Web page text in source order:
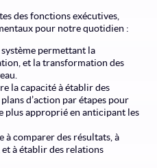
des fonctions exécutives,
pour notre quotidien :
système permettant la
et la transformation des
la capacité à établir des
d’action par étapes pour
plus approprié en anticipant les
à comparer des résultats, à
à établir des relations